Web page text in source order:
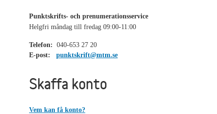
Punktskrifts- och prenumerationsservice
Helgfri måndag till fredag 09:00-11:00
Telefon: 040-653 27 20
E-post:
punktskrift@mtm.se
Skaffa konto
Vem kan få konto?